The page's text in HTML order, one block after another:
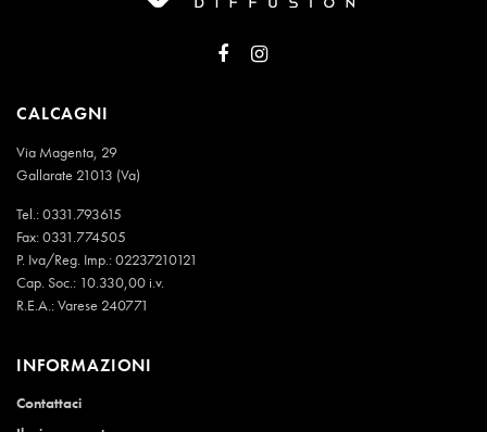
CALCAGNI
Via Magenta, 29
Gallarate 21013 (Va)
Tel.:0331.793615
Fax: 0331.774505
P. Iva/Reg. Imp.: 02237210121
Cap. Soc.: 10.330,00 i.v.
R.E.A.: Varese 240771
INFORMAZIONI
Contattaci